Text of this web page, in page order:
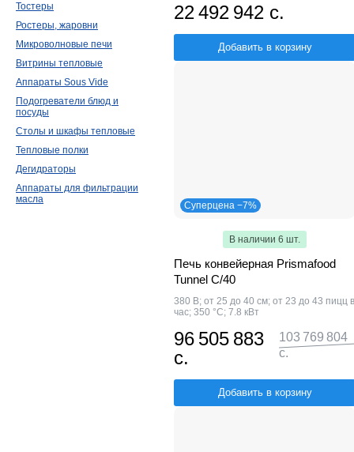
22 492 942 с.
Добавить в корзину
Суперцена −7%
В наличии 6 шт.
Печь конвейерная Prismafood
Tunnel C/40
380 В; от 25 до 40 см; от 23 до 43 пицц в
час; 350 °С; 7.8 кВт
96 505 883
с.
103 769 804
с.
Добавить в корзину
Тостеры
Ростеры, жаровни
Микроволновые печи
Витрины тепловые
Аппараты Sous Vide
Подогреватели блюд и
посуды
Столы и шкафы тепловые
Тепловые полки
Дегидраторы
Аппараты для фильтрации
масла